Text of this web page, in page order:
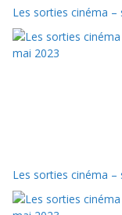
Les sorties cinéma –
Les sorties cinéma –